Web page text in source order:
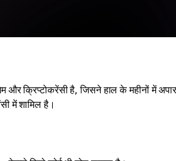
क्रिप्टोकरेंसी है, जिसने हाल के महीनों में
में शामिल है।